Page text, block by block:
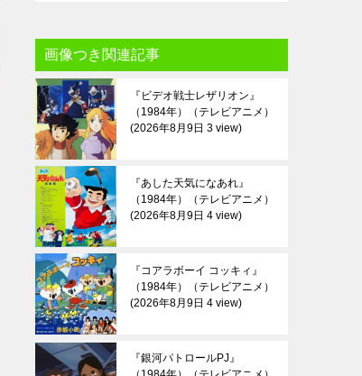
画像つき関連記事
『ビデオ戦士レザリオン』
（1984年）（テレビアニメ）
2026年8月9日 3 view
『あした天気になあれ』
（1984年）（テレビアニメ）
2026年8月9日 4 view
『コアラボーイ コッキィ』
（1984年）（テレビアニメ）
2026年8月9日 4 view
『銀河パトロールPJ』